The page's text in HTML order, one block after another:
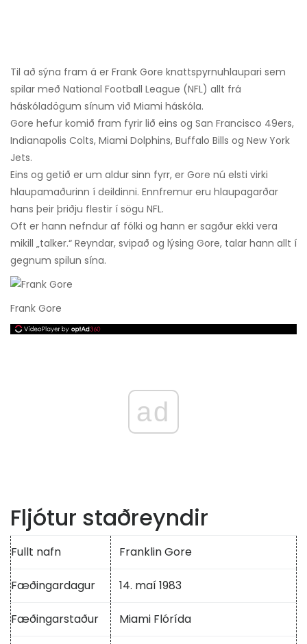
Til að sýna fram á er Frank Gore knattspyrnuhlaupari sem
spilar með National Football League (NFL) allt frá
háskóladögum sínum við Miami háskóla.
Gore hefur komið fram fyrir lið eins og San Francisco 49ers,
Indianapolis Colts, Miami Dolphins, Buffalo Bills og New York
Jets.
Eins og getið er um aldur sinn fyrr, er Gore nú elsti virki
hlaupamaðurinn í deildinni. Ennfremur eru hlaupagarðar
hans þeir þriðju flestir í sögu NFL.
Oft er hann nefndur af fólki og hann er sagður ekki vera
mikill „talker.“ Reyndar, svipað og lýsing Gore, talar hann allt í
gegnum spilun sína.
Frank Gore
ad
Fljótur staðreyndir
Fullt nafn Franklin Gore
Fæðingardagur 14. maí 1983
Fæðingarstaður Miami Flórída